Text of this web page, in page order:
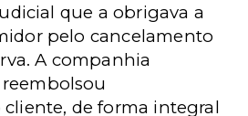
que a obrigava a
pelo cancelamento
A companhia
de forma integral